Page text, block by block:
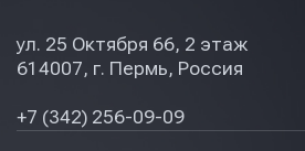
ул. 25 Октября 66, 2 этаж
614007, г. Пермь, Россия
+7 (342) 256-09-09